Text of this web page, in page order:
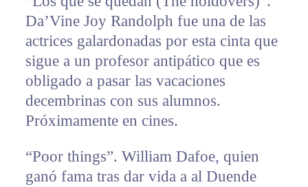
Da’Vine Joy Randolph fue una de las
actrices galardonadas por esta cinta que
sigue a un profesor antipático que es
obligado a pasar las vacaciones
decembrinas con sus alumnos.
Próximamente en cines.
“Poor things”. William Dafoe, quien
ganó fama tras dar vida a al Duende